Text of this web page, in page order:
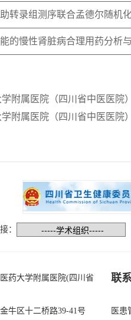
转录组测序联合孟德尔随机
的慢性肾脏病合理用药分析
附属医院（四川省中医医院
附属医院（四川省中医医院
：
药大学附属医院(四川省
牛区十二桥路39-41号
联
医患